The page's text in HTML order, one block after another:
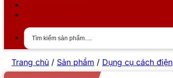
Trang chủ / Sản phẩm / Dụng cụ cách điện